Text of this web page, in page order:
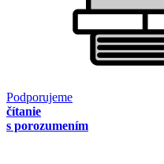
Podporujeme
čítanie
s porozumením